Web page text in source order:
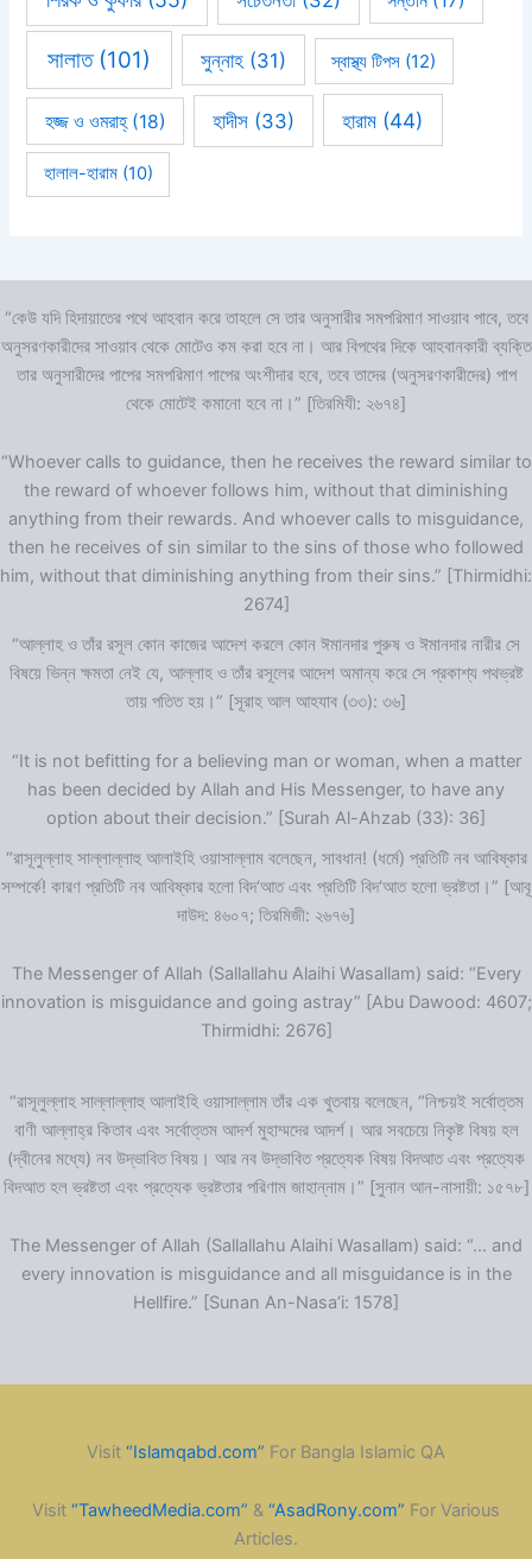
সালাত(101) সুন্নাহ (31) স্বাস্থ্য টিপস (12)
হজ্জ ও ওমরাহ্‌(18) হাদীস(33) হারাম (44)
হালাল-হারাম(10)
“কেউ যদি হিদায়াতের পথে আহবান করে তাহলে সে তার অনুসারীর সমপরিমাণ সাওয়াব পাবে, তবে
অনুসরণকারীদের সাওয়াব থেকে মোটেও কম করা হবে না। আর বিপথের দিকে আহবানকারী ব্যক্তি
তার অনুসারীদের পাপের সমপরিমাণ পাপের অংশীদার হবে, তবে তাদের (অনুসরণকারীদের) পাপ
থেকে মোটেই কমানো হবে না।” [তিরমিযী: ২৬৭৪]
“Whoever calls to guidance, then he receives the reward similar to
the reward of whoever follows him, without that diminishing
anything from their rewards. And whoever calls to misguidance,
then he receives of sin similar to the sins of those who followed
him, without that diminishing anything from their sins.” [Thirmidhi:
2674]
“আল্লাহ ও তাঁর রসূল কোন কাজের আদেশ করলে কোন ঈমানদার পুরুষ ও ঈমানদার নারীর সে
বিষয়ে ভিন্ন ক্ষমতা নেই যে, আল্লাহ ও তাঁর রসূলের আদেশ অমান্য করে সে প্রকাশ্য পথভ্রষ্ট
তায় পতিত হয়।” [সূরাহ আল আহযাব (৩৩): ৩৬]
“It is not befitting for a believing man or woman, when a matter
has been decided by Allah and His Messenger, to have any
option about their decision.” [Surah Al-Ahzab (33): 36]
“রাসূলুল্লাহ সাল্লাল্লাহু আলাইহি ওয়াসাল্লাম বলেছেন, সাবধান! (ধর্মে) প্রতিটি নব আবিষ্কার
সম্পর্কে! কারণ প্রতিটি নব আবিষ্কার হলো বিদ‘আত এবং প্রতিটি বিদ‘আত হলো ভ্রষ্টতা।” [আবূ
দাউদ: ৪৬০৭; তিরমিজী: ২৬৭৬]
The Messenger of Allah (Sallallahu Alaihi Wasallam) said: “Every
innovation is misguidance and going astray” [Abu Dawood: 4607;
Thirmidhi: 2676]
“রাসূলুল্লাহ সাল্লাল্লাহু আলাইহি ওয়াসাল্লাম তাঁর এক খুতবায় বলেছেন, “নিশ্চয়ই সর্বোত্তম
বাণী আল্লাহ্‌র কিতাব এবং সর্বোত্তম আদর্শ মুহাম্মদের আদর্শ। আর সবচেয়ে নিকৃষ্ট বিষয় হল
(দ্বীনের মধ্যে) নব উদ্ভাবিত বিষয়। আর নব উদ্ভাবিত প্রত্যেক বিষয় বিদআত এবং প্রত্যেক
বিদআত হল ভ্রষ্টতা এবং প্রত্যেক ভ্রষ্টতার পরিণাম জাহান্নাম।” [সুনান আন-নাসায়ী: ১৫৭৮]
The Messenger of Allah (Sallallahu Alaihi Wasallam) said: “… and
every innovation is misguidance and all misguidance is in the
Hellfire.” [Sunan An-Nasa’i: 1578]
Visit “Islamqabd.com” For Bangla Islamic QA
Visit “TawheedMedia.com” & “AsadRony.com” For Various
Articles.